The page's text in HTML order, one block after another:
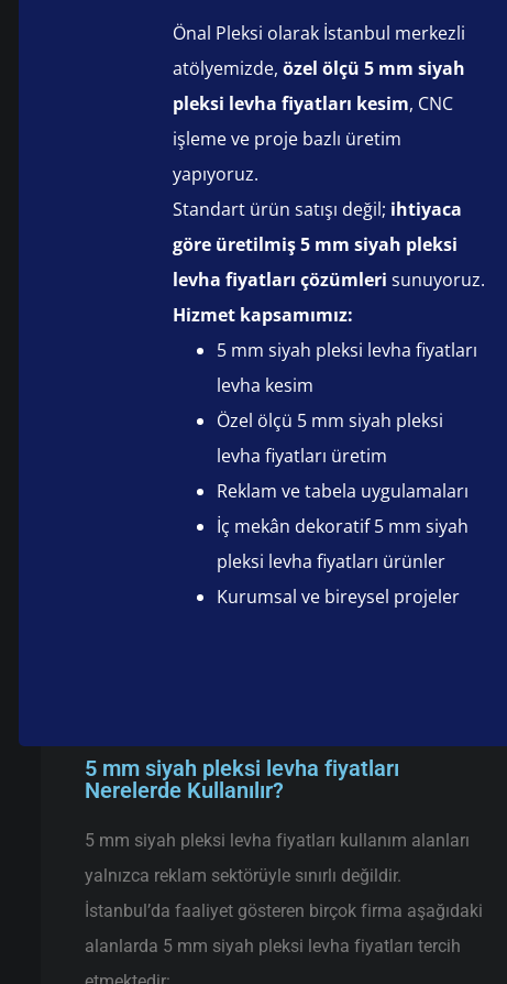
Önal Pleksi olarak İstanbul merkezli
atölyemizde, özel ölçü 5 mm siyah
pleksi levha fiyatları kesim, CNC
işleme ve proje bazlı üretim
yapıyoruz.
Standart ürün satışı değil; ihtiyaca
göre üretilmiş 5 mm siyah pleksi
levha fiyatları çözümleri sunuyoruz.
Hizmet kapsamımız:
5 mm siyah pleksi levha fiyatları
levha kesim
Özel ölçü 5 mm siyah pleksi
levha fiyatları üretim
Reklam ve tabela uygulamaları
İç mekân dekoratif 5 mm siyah
pleksi levha fiyatları ürünler
Kurumsal ve bireysel projeler
5 mm siyah pleksi levha fiyatları
Nerelerde Kullanılır?
5 mm siyah pleksi levha fiyatları kullanım alanları
yalnızca reklam sektörüyle sınırlı değildir.
İstanbul’da faaliyet gösteren birçok firma aşağıdaki
alanlarda 5 mm siyah pleksi levha fiyatları tercih